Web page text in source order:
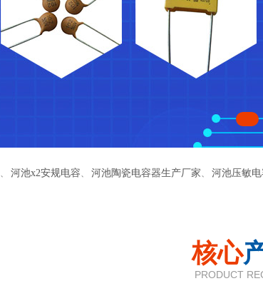
、 河池x2安规电容、 河池陶瓷电容器生产厂家、 河池压敏
核心
PRODUCT